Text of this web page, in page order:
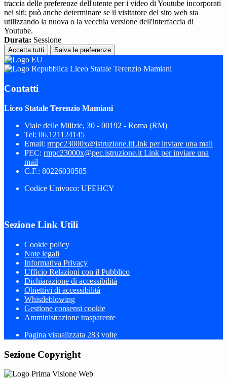
traccia delle preferenze dell'utente per i video di Youtube incorporati
nei siti; può anche determinare se il visitatore del sito web sta
utilizzando la nuova o la vecchia versione dell'interfaccia di
Youtube.
Durata: Sessione
Accetta tutti Salva le preferenze
Liceo Statale Terenzio Mamiani
Contatti
Liceo Statale Terenzio Mamiani
Viale delle Milizie, 30 - 00192 - Roma (RM)
Tel: 06.121124145
Email: rmpc23000x@istruzione.itLink per inviare una mail
PEC: rmpc23000x@pec.istruzione.it Link per inviare una
mail
C.F.: 80226030585
Codice Univoco: UFEHCY
Sezione Link Utili
Cookie policy
Note legali
Informativa Privacy
Ufficio Relazioni con il Pubblico
Dichiarazione di accessibilità
Obiettivi di accessibilità
Whistleblowing
Gestione consensi cookie
Amministrazione trasparente
Pagina visualizzata 283 volte
Sezione Copyright